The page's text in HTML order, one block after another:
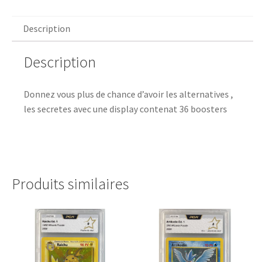
Produits similaires
Description
Description
Donnez vous plus de chance d’avoir les alternatives ,
les secretes avec une display contenat 36 boosters